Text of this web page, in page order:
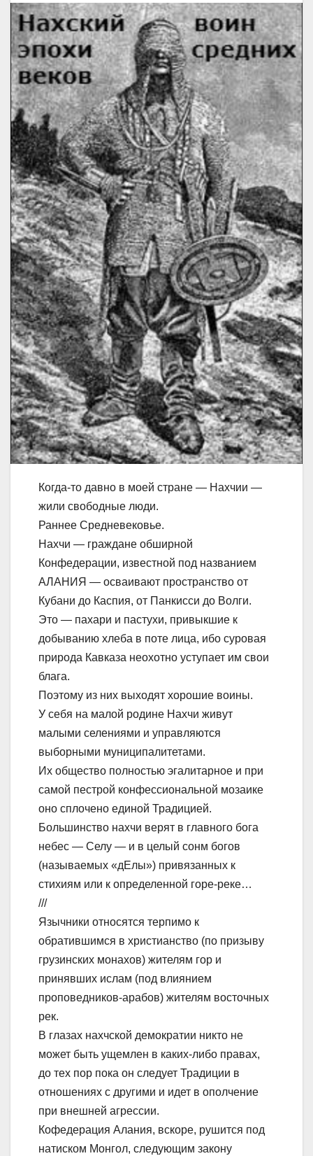
Когда-то давно в моей стране — Нахчии —
жили свободные люди.
Раннее Средневековье.
Нахчи — граждане обширной
Конфедерации, известной под названием
АЛАНИЯ — осваивают пространство от
Кубани до Каспия, от Панкисси до Волги.
Это — пахари и пастухи, привыкшие к
добыванию хлеба в поте лица, ибо суровая
природа Кавказа неохотно уступает им свои
блага.
Поэтому из них выходят хорошие воины.
У себя на малой родине Нахчи живут
малыми селениями и управляются
выборными муниципалитетами.
Их общество полностью эгалитарное и при
самой пестрой конфессиональной мозаике
оно сплочено единой Традицией.
Большинство нахчи верят в главного бога
небес — Селу — и в целый сонм богов
(называемых «дЕлы») привязанных к
стихиям или к определенной горе-реке…
///
Язычники относятся терпимо к
обратившимся в христианство (по призыву
грузинских монахов) жителям гор и
принявших ислам (под влиянием
проповедников-арабов) жителям восточных
рек.
В глазах нахчской демократии никто не
может быть ущемлен в каких-либо правах,
до тех пор пока он следует Традиции в
отношениях с другими и идет в ополчение
при внешней агрессии.
Кофедерация Алания, вскоре, рушится под
натиском Монгол, следующим закону